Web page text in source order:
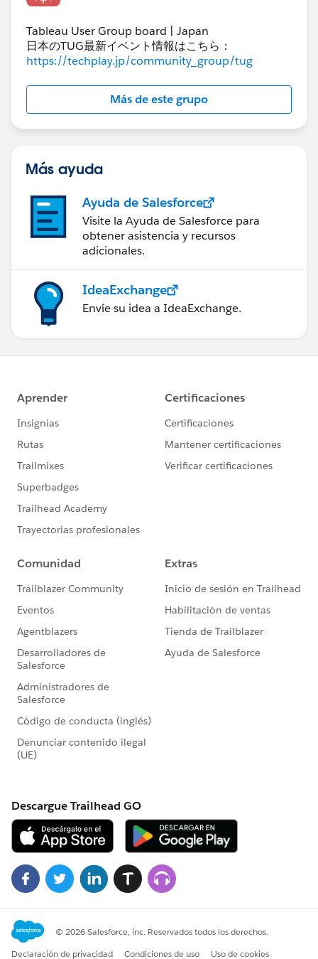
Tableau User Group board | Japan
日本のTUG最新イベント情報はこちら：
https://techplay.jp/community_group/tug
Más de este grupo
Más ayuda
Ayuda de Salesforce
Visite la Ayuda de Salesforce para
obtener asistencia y recursos
adicionales.
IdeaExchange
Envíe su idea a IdeaExchange.